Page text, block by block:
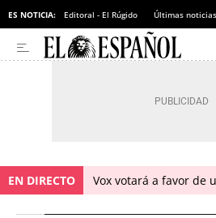
ES NOTICIA: Editoral - El Rúgido Últimas noticias
EN DIRECTO Vox votará a favor de